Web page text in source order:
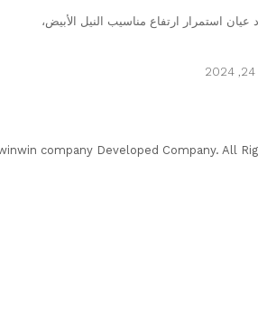
استمرار ارتفاع مناسيب النيل الأبيض،